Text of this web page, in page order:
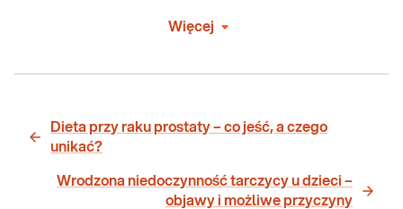
Więcej
Dieta przy raku prostaty – co jeść, a czego
unikać?
Wrodzona niedoczynność tarczycy u dzieci –
objawy i możliwe przyczyny